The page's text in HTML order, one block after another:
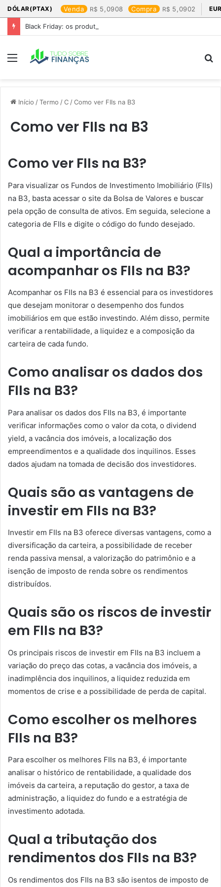
DÓLAR(PTAX) Venda 5,0908 Compra 5,0902
Black Friday: os produtos que mais valem a pena
Menu
Início /Termo /C /Como ver FIIs na B3
Como ver FIIs na B3
Como ver FIIs na B3?
Para visualizar os Fundos de Investimento Imobiliário (FIIs)
na B3, basta acessar o site da Bolsa de Valores e buscar
pela opção de consulta de ativos. Em seguida, selecione a
categoria de FIIs e digite o código do fundo desejado.
Qual a importância de
acompanhar os FIIs na B3?
Acompanhar os FIIs na B3 é essencial para os investidores
que desejam monitorar o desempenho dos fundos
imobiliários em que estão investindo. Além disso, permite
verificar a rentabilidade, a liquidez e a composição da
carteira de cada fundo.
Como analisar os dados dos
FIIs na B3?
Para analisar os dados dos FIIs na B3, é importante
verificar informações como o valor da cota, o dividend
yield, a vacância dos imóveis, a localização dos
empreendimentos e a qualidade dos inquilinos. Esses
dados ajudam na tomada de decisão dos investidores.
Quais são as vantagens de
investir em FIIs na B3?
Investir em FIIs na B3 oferece diversas vantagens, como a
diversificação da carteira, a possibilidade de receber
renda passiva mensal, a valorização do patrimônio e a
isenção de imposto de renda sobre os rendimentos
distribuídos.
Quais são os riscos de investir
em FIIs na B3?
Os principais riscos de investir em FIIs na B3 incluem a
variação do preço das cotas, a vacância dos imóveis, a
inadimplência dos inquilinos, a liquidez reduzida em
momentos de crise e a possibilidade de perda de capital.
Como escolher os melhores
FIIs na B3?
Para escolher os melhores FIIs na B3, é importante
analisar o histórico de rentabilidade, a qualidade dos
imóveis da carteira, a reputação do gestor, a taxa de
administração, a liquidez do fundo e a estratégia de
investimento adotada.
Qual a tributação dos
rendimentos dos FIIs na B3?
Os rendimentos dos FIIs na B3 são isentos de imposto de